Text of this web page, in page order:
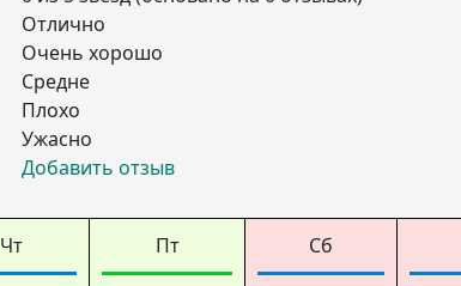
Отлично
Очень хорошо
Средне
Плохо
Ужасно
Добавить отзыв
Чт Пт Сб